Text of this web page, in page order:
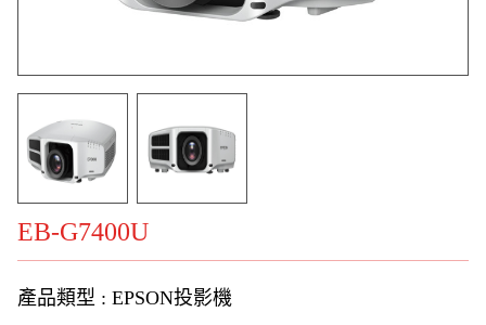
EB-G7400U
產品類型 : EPSON投影機